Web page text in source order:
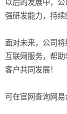
强研发能力，持续
面对未来，公司
互联网服务，帮
客户共同发展！
可在官网查询网易